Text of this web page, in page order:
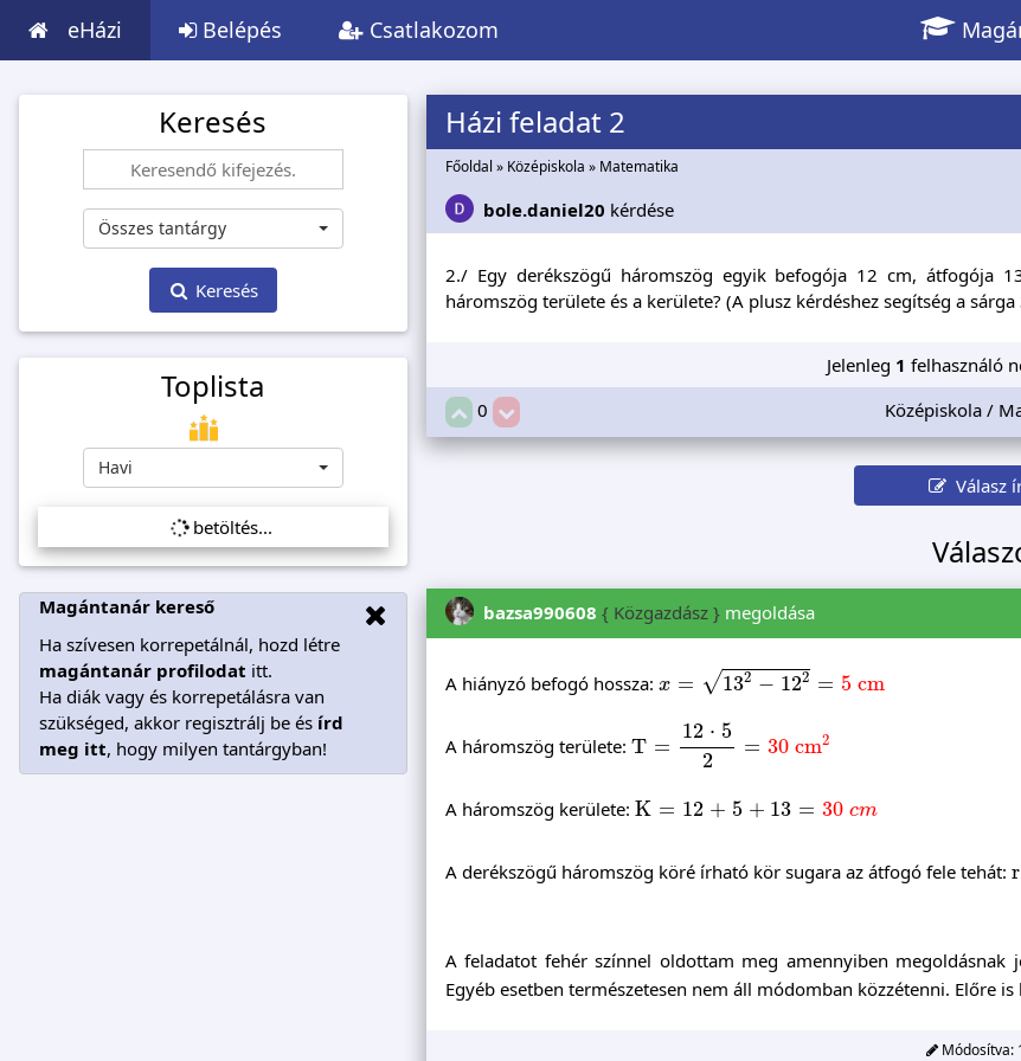
eHázi Belépés Csatlakozom
Keresés
Összes tantárgy
Keresés
Toplista
Havi
betöltés...
Magántanár kereső
Ha szívesen korrepetálnál, hozd létre
magántanár profilodat itt.
Ha diák vagy és korrepetálásra van
szükséged, akkor regisztrálj be és írd
meg itt, hogy milyen tantárgyban!
Házi feladat 2
Főoldal » Középiskola » Matematika
bole.daniel20 kérdése
2./ Egy derékszögű háromszög egyik befogója 12 cm, átfogója
háromszög területe és a kerülete? (A plusz kérdéshez segítség a
Jelenleg 1 felhasználó
0
Középiskola /
Válasz
bazsa990608 { Közgazdász }megoldása
A hiányzó befogó hossza: x = √132 − 122 = 5 cm
-122=5 cm
A háromszög területe: T =
12 ⋅ 5
2
= 30 cm2
⋅52 = 30
A háromszög kerülete: K = 12 + 5 + 13 = 30 cm
K= 12 +5 +13 30 c m
A derékszögű háromszög köré írható kör sugara az átfogó fele tehát: r
A feladatot fehér színnel oldottam meg amennyiben megoldásnak
Egyéb esetben természetesen nem áll módomban közzétenni. Előre is
Módosítva: